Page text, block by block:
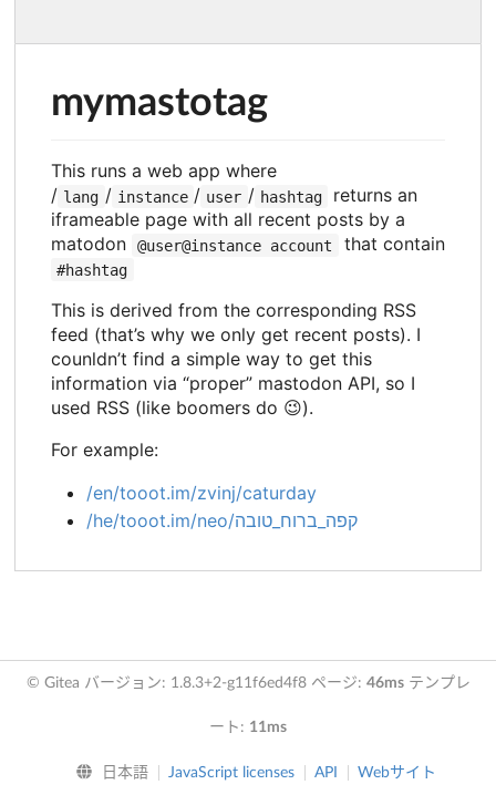
mymastotag
This runs a web app where
/ lang / instance / user / hashtag
returns an
iframeable page with all recent posts by a
matodon
@user@instance account that contain
#hashtag
This is derived from the corresponding RSS
feed (that’s why we only get recent posts). I
counldn’t find a simple way to get this
information via “proper” mastodon API, so I
used RSS (like boomers do 😉).
For example:
/en/tooot.im/zvinj/caturday
/he/tooot.im/neo/קפה_ברוח_טובה
© Gitea バージョン: 1.8.3+2-g11f6ed4f8 ページ: 46msテンプレ
ート: 11ms
日本語 JavaScript licenses API Webサイト